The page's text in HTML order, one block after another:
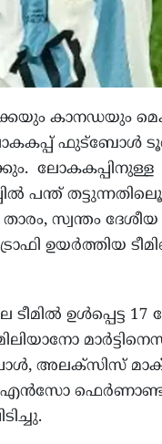
കാനഡയും
ഫുട്‌ബോള്‍
ലോകകപ്പിനുള്ള
പന്ത്
സ്വന്തം
ഉയര്‍ത്തിയ
ടീമില്‍
അലക്സിസ് മാക്
എന്‍സോ